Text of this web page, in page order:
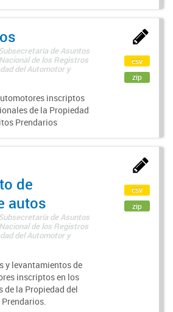
de Asuntos
de los Registros
del Automotor y
inscriptos
de la Propiedad
Prendarios
csv
zip
de
autos
de Asuntos
de los Registros
del Automotor y
y levantamientos de
inscriptos en los
de la Propiedad del
csv
zip